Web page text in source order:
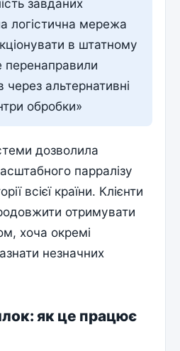
завданих
логістична мережа
в штатному
через альтернативні
обробки»
дозволила
парралізу
всієї країни. Клієнти
отримувати
хоча окремі
незначних
як це працює